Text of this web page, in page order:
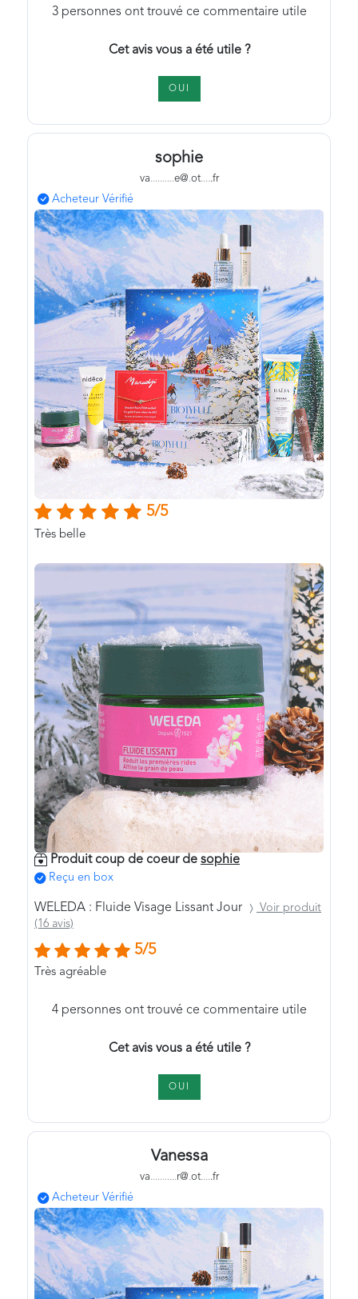
3personnes ont trouvé ce commentaire utile
Cet avis vous a été utile ?
OUI
sophie
va..........e@.ot.....fr
Acheteur Vérifié
5/5
Très belle
Produit coup de coeur de sophie
Reçu en box
WELEDA : Fluide Visage Lissant Jour
Voir produit
(16 avis)
5/5
Très agréable
4personnes ont trouvé ce commentaire utile
Cet avis vous a été utile ?
OUI
Vanessa
va...........r@.ot.....fr
Acheteur Vérifié